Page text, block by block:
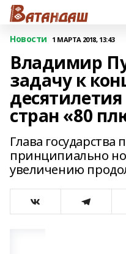
Новости 1 МАРТА 2018, 13:43
Владимир
задачу к
стран «80
Глава государства
принципиально
увеличению